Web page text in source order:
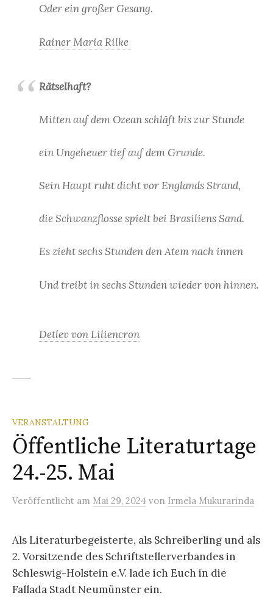
Oder ein großer Gesang.
Rainer Maria Rilke
Rätselhaft?
Mitten auf dem Ozean schläft bis zur Stunde
ein Ungeheuer tief auf dem Grunde.
Sein Haupt ruht dicht vor Englands Strand,
die Schwanzflosse spielt bei Brasiliens Sand.
Es zieht sechs Stunden den Atem nach innen
Und treibt in sechs Stunden wieder von hinnen.
Detlev von Liliencron
VERANSTALTUNG
Öffentliche Literaturtage
24.-25. Mai
Veröffentlicht am Mai 29, 2024 von Irmela Mukurarinda
Als Literaturbegeisterte, als Schreiberling und als
2. Vorsitzende des Schriftstellerverbandes in
Schleswig-Holstein e.V. lade ich Euch in die
Fallada Stadt Neumünster ein.